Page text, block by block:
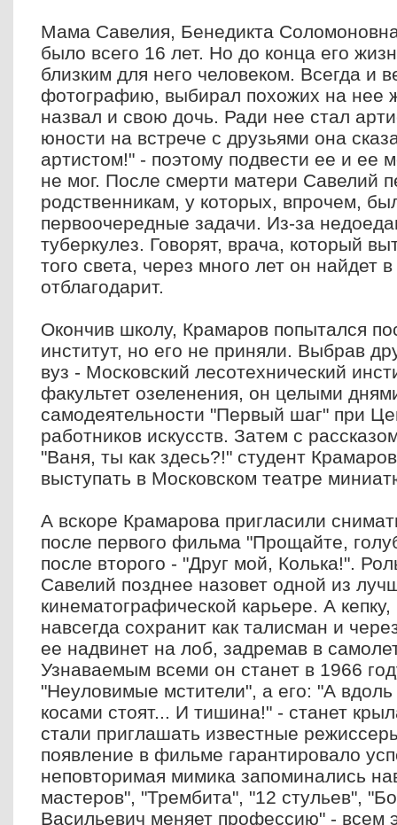
Мама Савелия, Бенедикта
было всего 16 лет. Но до конца его
близким для него человеком. Всегда и
фотографию, выбирал похожих на нее
назвал и свою дочь. Ради нее стал
юности на встрече с друзьями она
артистом!" - поэтому подвести ее и ее
не мог. После смерти матери Савелий
родственникам, у которых, впрочем,
первоочередные задачи. Из-за
туберкулез. Говорят, врача, который
того света, через много лет он найдет
отблагодарит.
Окончив школу, Крамаров попытался
институт, но его не приняли. Выбрав
вуз - Московский лесотехнический
факультет озеленения, он целыми
самодеятельности "Первый шаг" при
работников искусств. Затем с
"Ваня, ты как здесь?!" студент
выступать в Московском театре
А вскоре Крамарова пригласили
после первого фильма "Прощайте,
после второго - "Друг мой, Колька!".
Савелий позднее назовет одной из
кинематографической карьере. А
навсегда сохранит как талисман и
ее надвинет на лоб, задремав в
Узнаваемым всеми он станет в 1966
"Неуловимые мстители", а его: "А
косами стоят... И тишина!" - станет
стали приглашать известные
появление в фильме гарантировало
неповторимая мимика запоминались
мастеров", "Трембита", "12 стульев",
Васильевич меняет профессию" - всем